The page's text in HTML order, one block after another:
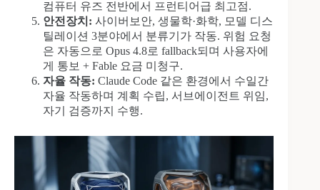
컴퓨터 유즈 전반에서 프런티어급 최고점.
안전장치: 사이버보안, 생물학·화학, 모델 디스
틸레이션 3분야에서 분류기가 작동. 위험 요청
은 자동으로 Opus 4.8로 fallback되며 사용자에
게 통보 + Fable 요금 미청구.
자율 작동: Claude Code 같은 환경에서 수일간
자율 작동하며 계획 수립, 서브에이전트 위임,
자기 검증까지 수행.